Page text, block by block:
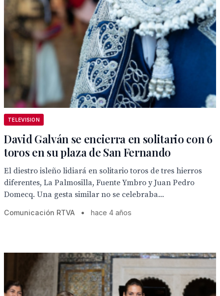
TELEVISION
David Galván se encierra en solitario con 6
toros en su plaza de San Fernando
El diestro isleño lidiará en solitario toros de tres hierros
diferentes, La Palmosilla, Fuente Ymbro y Juan Pedro
Domecq. Una gesta similar no se celebraba...
Comunicación RTVA • hace 4 años